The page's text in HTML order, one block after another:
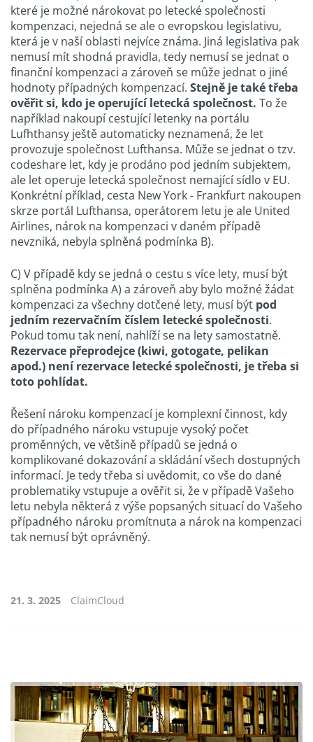
které je možné nárokovat po letecké společnosti
kompenzaci, nejedná se ale o evropskou legislativu,
která je v naší oblasti nejvíce známa. Jiná legislativa pak
nemusí mít shodná pravidla, tedy nemusí se jednat o
finanční kompenzaci a zároveň se může jednat o jiné
hodnoty případných kompenzací. Stejně je také třeba
ověřit si, kdo je operující letecká společnost. To že
například nakoupí cestující letenky na portálu
Lufhthansy ještě automaticky neznamená, že let
provozuje společnost Lufthansa. Může se jednat o tzv.
codeshare let, kdy je prodáno pod jedním subjektem,
ale let operuje letecká společnost nemající sídlo v EU.
Konkrétní příklad, cesta New York - Frankfurt nakoupen
skrze portál Lufthansa, operátorem letu je ale United
Airlines, nárok na kompenzaci v daném případě
nevzniká, nebyla splněná podmínka B).
C) V případě kdy se jedná o cestu s více lety, musí být
splněna podmínka A) a zároveň aby bylo možné žádat
kompenzaci za všechny dotčené lety, musí být pod
jedním rezervačním číslem letecké společnosti.
Pokud tomu tak není, nahlíží se na lety samostatně.
Rezervace přeprodejce (kiwi, gotogate, pelikan
apod.) není rezervace letecké společnosti, je třeba si
toto pohlídat.
Řešení nároku kompenzací je komplexní činnost, kdy
do případného nároku vstupuje vysoký počet
proměnných, ve většině případů se jedná o
komplikované dokazování a skládání všech dostupných
informací. Je tedy třeba si uvědomit, co vše do dané
problematiky vstupuje a ověřit si, že v případě Vašeho
letu nebyla některá z výše popsaných situací do Vašeho
případného nároku promítnuta a nárok na kompenzaci
tak nemusí být oprávněný.
21. 3. 2025 ClaimCloud